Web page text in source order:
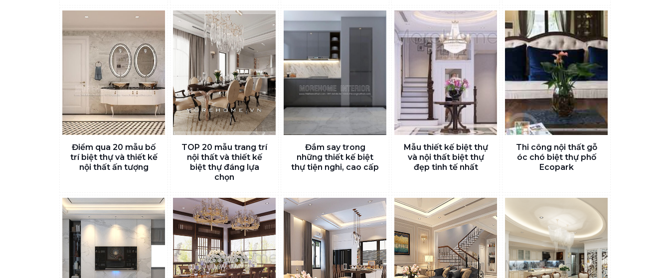
Điểm qua 20 mẫu bố
trí biệt thự và thiết kế
nội thất ấn tượng
TOP 20 mẫu trang trí
nội thất và thiết kế
biệt thự đáng lựa
chọn
Đắm say trong
những thiết kế biệt
thự tiện nghi, cao cấp
Mẫu thiết kế biệt thự
và nội thất biệt thự
đẹp tinh tế nhất
Thi công nội thất gỗ
óc chó biệt thự phố
Ecopark